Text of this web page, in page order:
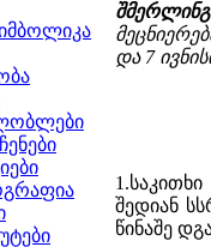
და 7
შედიან
წინაშე